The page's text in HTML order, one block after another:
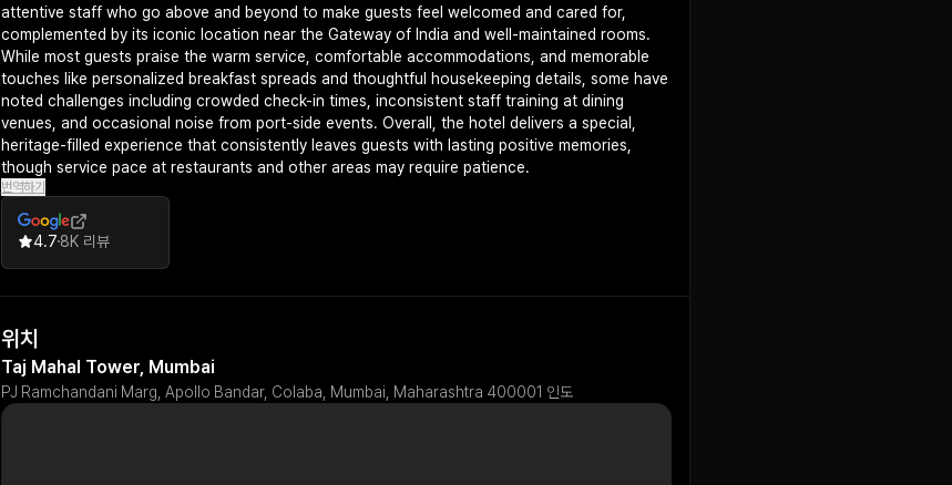
attentive staff who go above and beyond to make guests feel welcomed and cared for,
complemented by its iconic location near the Gateway of India and well-maintained rooms.
While most guests praise the warm service, comfortable accommodations, and memorable
touches like personalized breakfast spreads and thoughtful housekeeping details, some have
noted challenges including crowded check-in times, inconsistent staff training at dining
venues, and occasional noise from port-side events. Overall, the hotel delivers a special,
heritage-filled experience that consistently leaves guests with lasting positive memories,
though service pace at restaurants and other areas may require patience.
번역하기
4.78K 리뷰
위치
Taj Mahal Tower, Mumbai
PJ Ramchandani Marg, Apollo Bandar, Colaba, Mumbai, Maharashtra 400001 인도